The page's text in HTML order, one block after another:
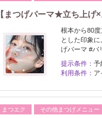
【まつげパーマ★立ち上げ
根本から80
とした印象
げパーマ #パ
提示条件： 予
利用条件： ア
まつエク その他まつげメニュー